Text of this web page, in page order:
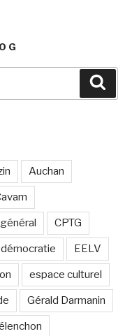
Auchan
CPTG
démocratie EELV
espace culturel
Gérald Darmanin